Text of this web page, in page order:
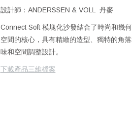
設計師：ANDERSSEN & VOLL 丹麥
Connect Soft 模塊化沙發結合了時尚和幾
空間的核心，具有精緻的造型、獨特的角
味和空間調整設計。
下載產品三維檔案